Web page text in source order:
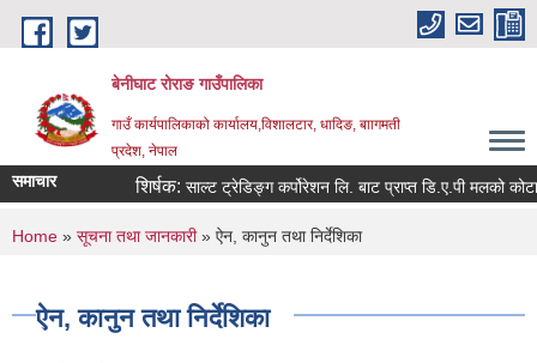
Skip to main content
बेनीघाट रोराङ गाउँपालिका
गाउँ कार्यपालिकाको कार्यालय,विशालटार, धादिङ, बाागमती
प्रदेश, नेपाल
समाचार शिर्षक:साल्ट ट्रेडिङ्ग कर्पोरेशन लि. बाट प्राप्त डि.ए.पी मलको कोटा
You are here
Home » सूचना तथा जानकारी» ऐन, कानुन तथा निर्देशिका
ऐन, कानुन तथा निर्देशिका